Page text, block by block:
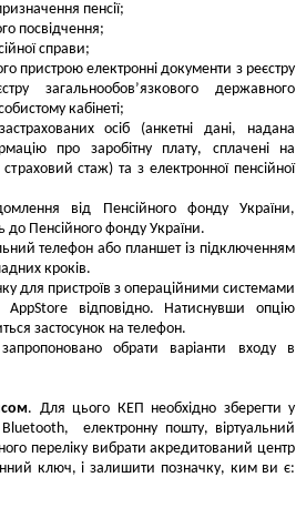
пенсії;
посвідчення;
справи;
пристрою електронні документи з реєстру
загальнообов’язкового державного
кабінеті;
осіб (анкетні дані, надана
про заробітну плату, сплачені на
стаж) та з електронної пенсійної
від Пенсійного фонду України,
до Пенсійного фонду України.
телефон або планшет із підключенням
кроків.
для пристроїв з операційними системами
відповідно. Натиснувши опцію
застосунок на телефон.
обрати варіанти входу в
. Для цього КЕП необхідно зберегти у
електронну пошту, віртуальний
переліку вибрати акредитований центр
ключ, і залишити позначку, ким ви є: